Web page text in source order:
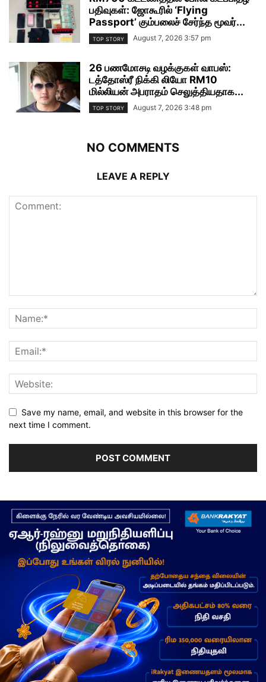
பதிவுகள்: ஜோகூரில் ‘Flying
Passport’ கும்பலைச் சேர்ந்த மூவர்...
TOP STORY August 7, 2026 3:57 pm
26 பணமோசடி வழக்குகள் வாபஸ்:
டத்தோஸ்ரீ நிக்கி லியோ RM10
மில்லியன் அபராதம் செலுத்தியதாக...
TOP STORY August 7, 2026 3:48 pm
NO COMMENTS
LEAVE A REPLY
Save my name, email, and website in this browser for the
next time I comment.